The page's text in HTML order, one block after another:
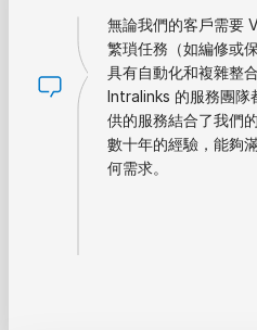
無論我們的客戶需要
繁瑣任務（如編修或
具有自動化和複雜整
Intralinks 的服務團隊
供的服務結合了我們
數十年的經驗，能夠
何需求。